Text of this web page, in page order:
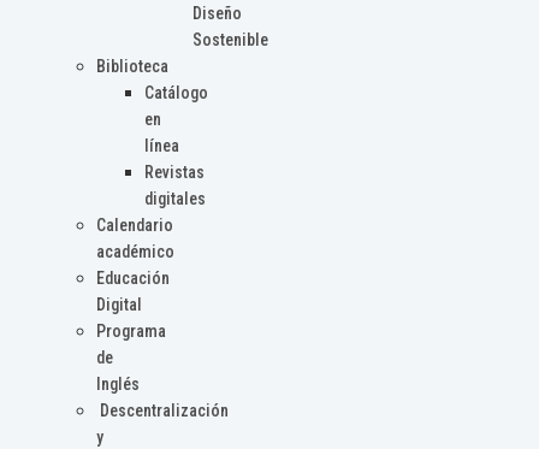
Diseño
Sostenible
Biblioteca
Catálogo
en
línea
Revistas
digitales
Calendario
académico
Educación
Digital
Programa
de
Inglés
Descentralización
y